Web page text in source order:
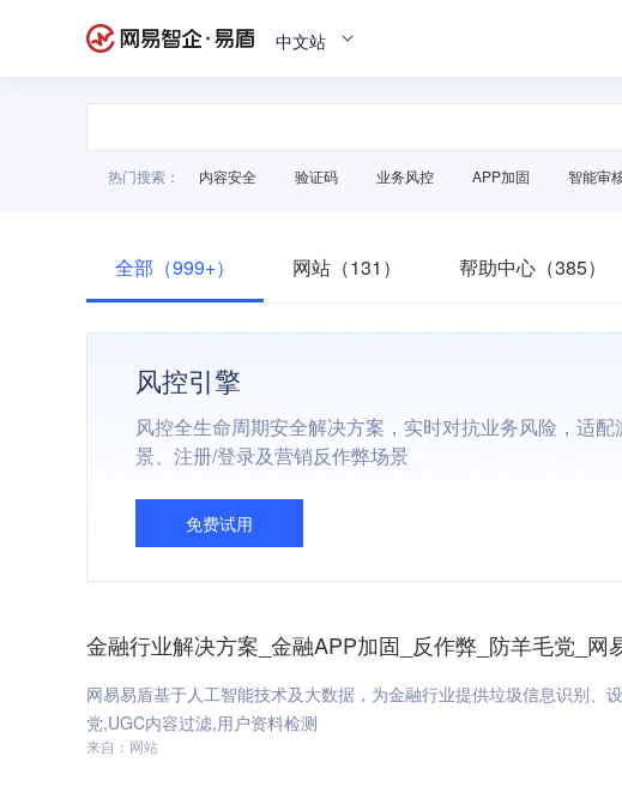
中文站
热门搜索： 内容安全 验证码 业务风控 APP加固 智能审
全部（999+） 网站（131） 帮助中心（385）
风控引擎
风控全生命周期安全解决方案，实时对抗业务风险，适配
景、注册/登录及营销反作弊场景
免费试用
金融行业解决方案_金融APP加固_反作弊_防羊毛党_网
网易易盾基于人工智能技术及大数据，为金融行业提供垃圾信息识别、
党,UGC内容过滤,用户资料检测
来自：网站